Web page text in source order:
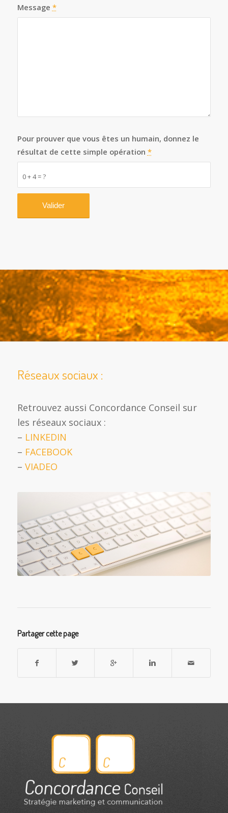
Message *
0 + 4 = ?
Pour prouver que vous êtes un humain, donnez le
résultat de cette simple opération *
Réseaux sociaux :
Retrouvez aussi Concordance Conseil sur
les réseaux sociaux :
– LINKEDIN
– FACEBOOK
– VIADEO
Partager cette page